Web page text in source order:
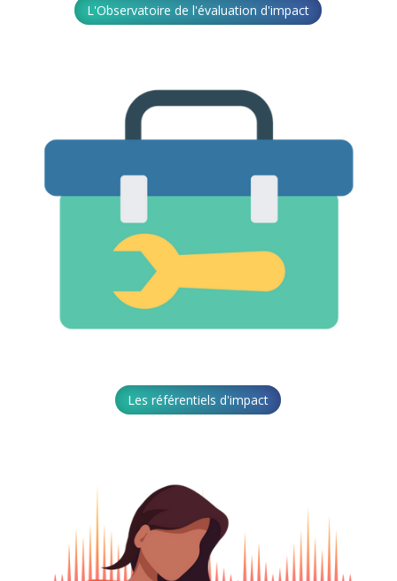
L'Observatoire de l'évaluation d'impact
Les référentiels d'impact